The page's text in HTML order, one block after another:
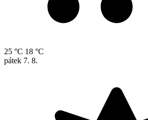
25 °C 18 °C
pátek 7. 8.